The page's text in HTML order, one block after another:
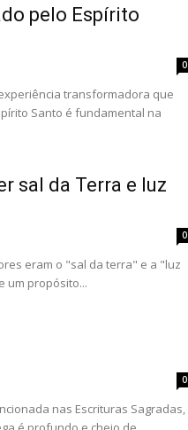
pelo Espírito
0
transformadora que
Santo é fundamental na
sal da Terra e luz
0
eram o "sal da terra" e a "luz
um propósito...
0
nas Escrituras Sagradas,